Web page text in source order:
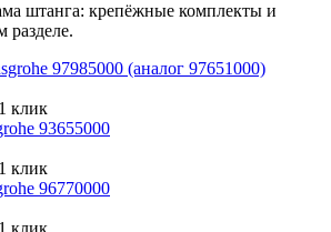
штанга: крепёжные комплекты и
разделе.
97985000 (аналог 97651000)
клик
93655000
клик
96770000